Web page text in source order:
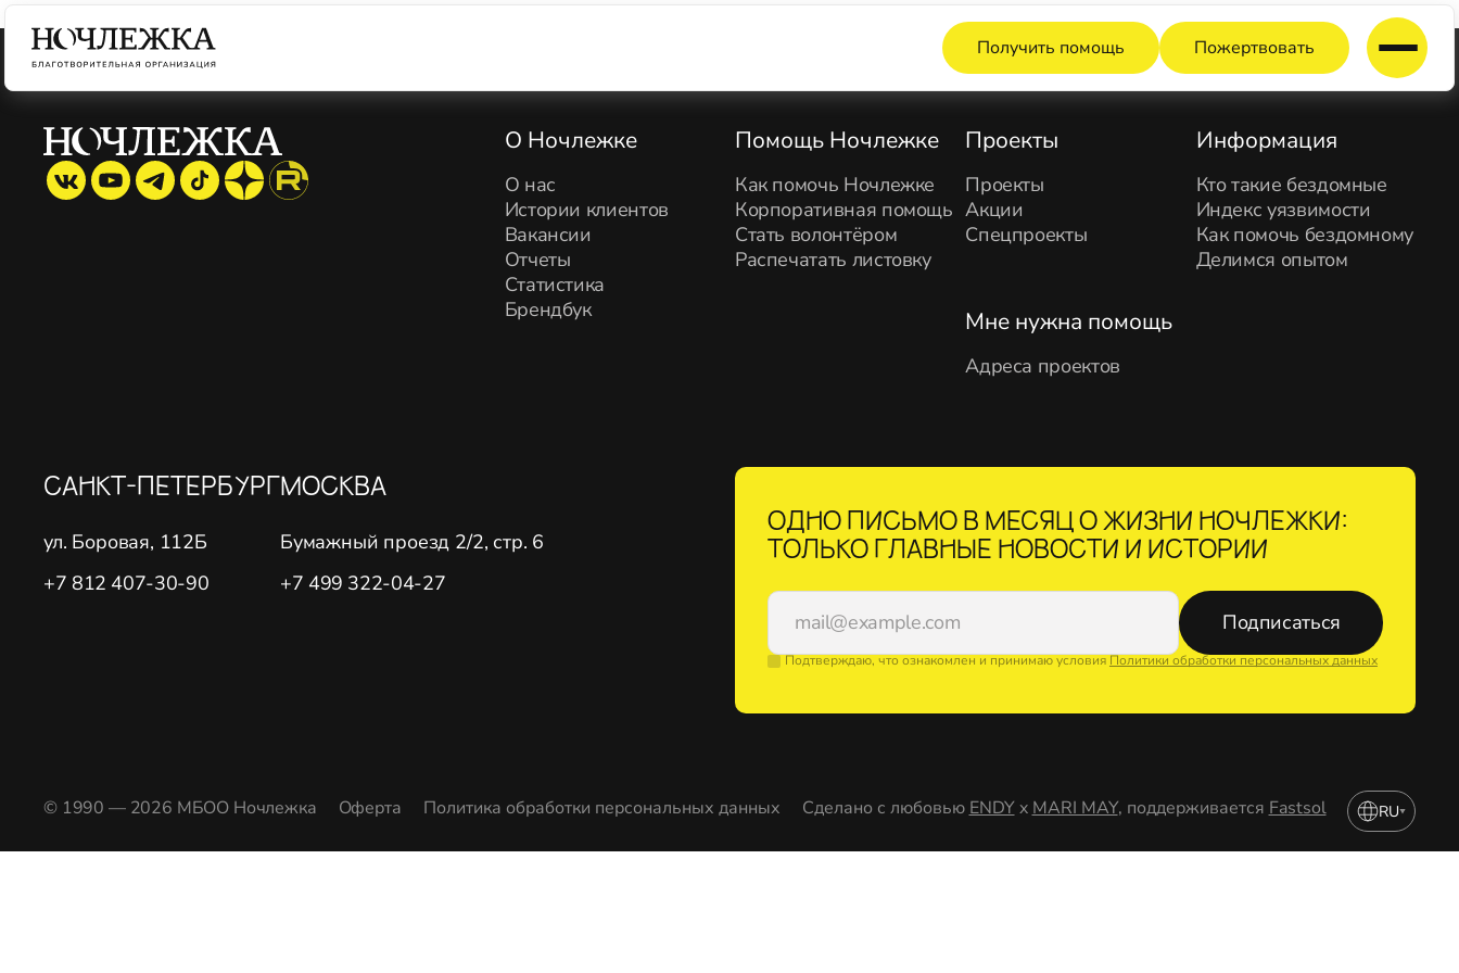
Получить помощь Пожертвовать
О Ночлежке
О нас
Истории клиентов
Вакансии
Отчеты
Статистика
Брендбук
Помощь Ночлежке
Как помочь Ночлежке
Корпоративная помощь
Стать волонтёром
Распечатать листовку
Проекты
Проекты
Акции
Спецпроекты
Информация
Кто такие бездомные
Индекс уязвимости
Как помочь бездомному
Делимся опытом
Мне нужна помощь
Адреса проектов
САНКТ-ПЕТЕРБУРГ
ул. Боровая, 112Б
+7 812 407-30-90
МОСКВА
Бумажный проезд 2/2, стр. 6
+7 499 322-04-27
ОДНО ПИСЬМО В МЕСЯЦ О ЖИЗНИ НОЧЛЕЖКИ:
ТОЛЬКО ГЛАВНЫЕ НОВОСТИ И ИСТОРИИ
Подписаться
Подтверждаю, что ознакомлен и принимаю условияПолитики обработки персональных данных
© 1990 — 2026 МБОО Ночлежка Оферта Политика обработки персональных данных Сделано с любовью ENDY x MARI MAY, поддерживается Fastsol RU